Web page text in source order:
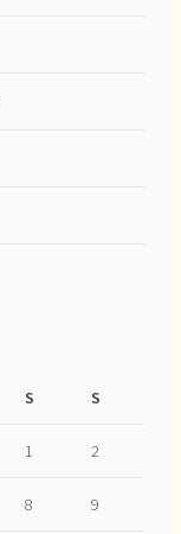
S S
1 2
8 9